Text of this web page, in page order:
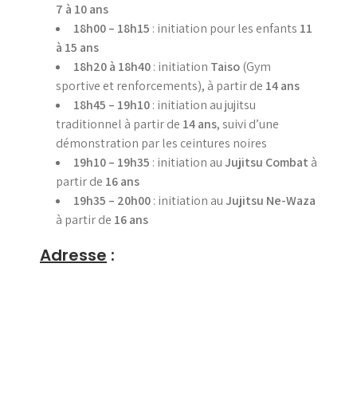
7 à 10 ans
18h00 – 18h15 : initiation pour les enfants 11
à 15 ans
18h20 à 18h40: initiation Taiso(Gym
sportive et renforcements), à partir de 14 ans
18h45 – 19h10: initiation au jujitsu
traditionnel à partir de 14 ans, suivi d’une
démonstration par les ceintures noires
19h10 – 19h35 : initiation auJujitsu Combat à
partir de 16 ans
19h35 – 20h00: initiation auJujitsu Ne-Waza
à partir de 16 ans
Adresse :